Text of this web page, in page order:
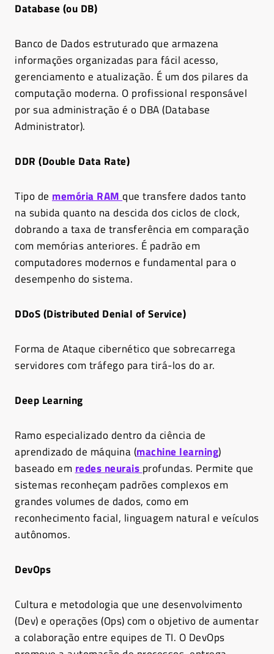
Database (ou DB)
Banco de Dados estruturado que armazena
informações organizadas para fácil acesso,
gerenciamento e atualização. É um dos pilares da
computação moderna. O profissional responsável
por sua administração é o DBA (Database
Administrator).
DDR (Double Data Rate)
Tipo de memória RAM que transfere dados tanto
na subida quanto na descida dos ciclos de clock,
dobrando a taxa de transferência em comparação
com memórias anteriores. É padrão em
computadores modernos e fundamental para o
desempenho do sistema.
DDoS (Distributed Denial of Service)
Forma de Ataque cibernético que sobrecarrega
servidores com tráfego para tirá-los do ar.
Deep Learning
Ramo especializado dentro da ciência de
aprendizado de máquina (machine learning)
baseado em redes neurais profundas. Permite que
sistemas reconheçam padrões complexos em
grandes volumes de dados, como em
reconhecimento facial, linguagem natural e veículos
autônomos.
DevOps
Cultura e metodologia que une desenvolvimento
(Dev) e operações (Ops) com o objetivo de aumentar
a colaboração entre equipes de TI. O DevOps